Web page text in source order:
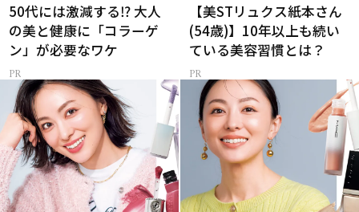
50代には激減する⁉ 大人
の美と健康に「コラーゲ
ン」が必要なワケ
【美STリュクス紙本さん
(54歳)】10年以上も続い
ている美容習慣とは？